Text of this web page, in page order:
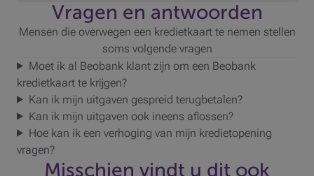
Vragen en antwoorden
Mensen die overwegen een kredietkaart te nemen stellen
soms volgende vragen
Moet ik al Beobank klant zijn om een Beobank
kredietkaart te krijgen?
Kan ik mijn uitgaven gespreid terugbetalen?
Kan ik mijn uitgaven ook ineens aflossen?
Hoe kan ik een verhoging van mijn kredietopening
vragen?
Misschien vindt u dit ook